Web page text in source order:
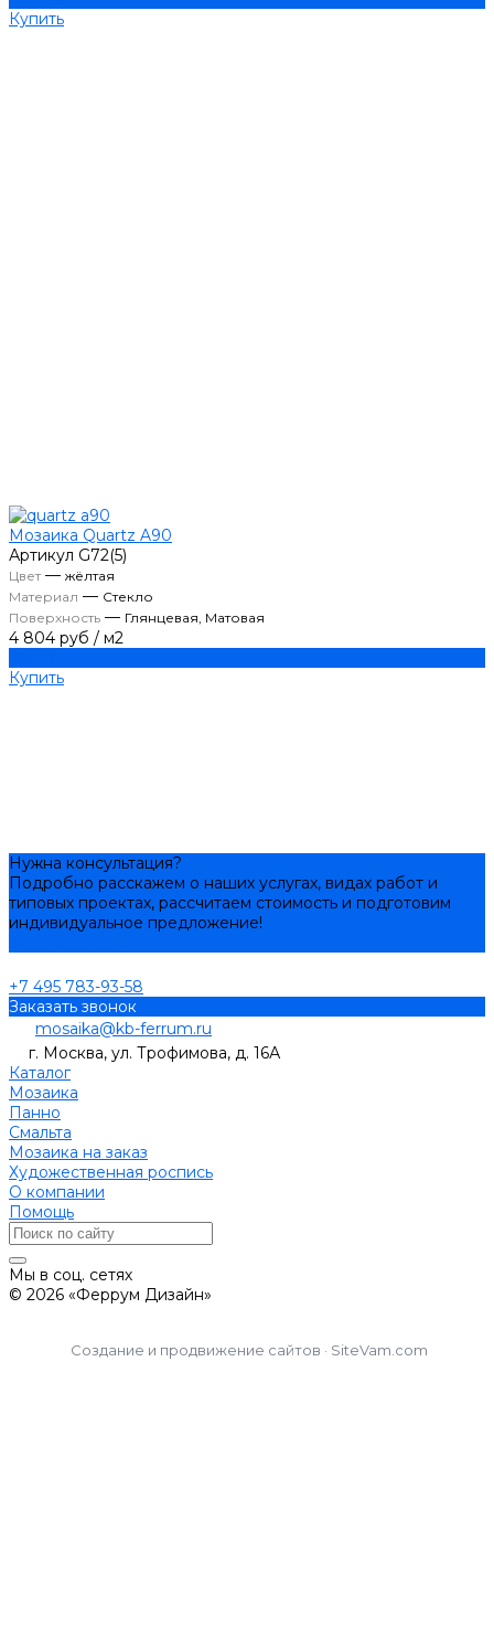
Купить
Мозаика Quartz A90
Артикул G72(5)
Цвет— жёлтая
Материал — Стекло
Поверхность — Глянцевая, Матовая
4 804 руб / м2
Купить
Нужна консультация?
Подробно расскажем о наших услугах, видах работ и
типовых проектах, рассчитаем стоимость и подготовим
индивидуальное предложение!
+7 495 783-93-58
Заказать звонок
mosaika@kb-ferrum.ru
г. Москва, ул. Трофимова, д. 16А
Каталог
Мозаика
Панно
Смальта
Мозаика на заказ
Художественная роспись
О компании
Помощь
Мы в соц. сетях
© 2026 «Феррум Дизайн»
Создание и продвижение сайтов · SiteVam.com